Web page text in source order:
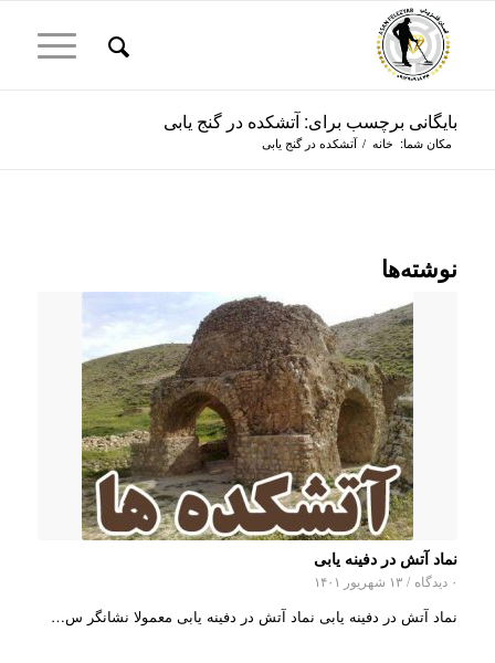
بایگانی برچسب برای: آتشکده در گنج یابی
مکان شما: خانه / آتشکده در گنج یابی
نوشته‌ها
نماد آتش در دفینه یابی
۰ دیدگاه / ۱۳ شهریور ۱۴۰۱
نماد آتش در دفینه یابی نماد آتش در دفینه یابی معمولا نشانگر س…